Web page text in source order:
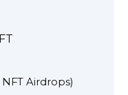
Airdrops)